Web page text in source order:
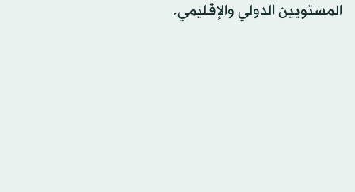
المستويين الدولي والإقليمي.